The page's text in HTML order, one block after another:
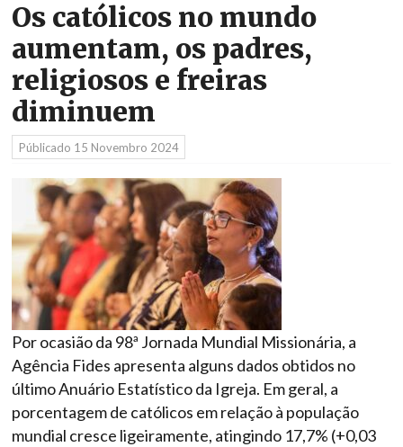
Os católicos no mundo
aumentam, os padres,
religiosos e freiras
diminuem
Públicado 15 Novembro 2024
Por ocasião da 98ª Jornada Mundial Missionária, a
Agência Fides apresenta alguns dados obtidos no
último Anuário Estatístico da Igreja. Em geral, a
porcentagem de católicos em relação à população
mundial cresce ligeiramente, atingindo 17,7% (+0,03